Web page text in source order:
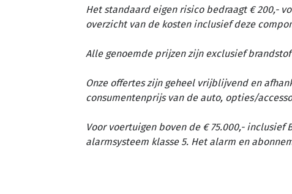
Het standaard eigen risico bedraagt € 200,-
overzicht van de kosten inclusief deze
Alle genoemde prijzen zijn exclusief brandstof
Onze offertes zijn geheel vrijblijvend en
consumentenprijs van de auto, opties/
Voor voertuigen boven de € 75.000,- inclusief
alarmsysteem klasse 5. Het alarm en